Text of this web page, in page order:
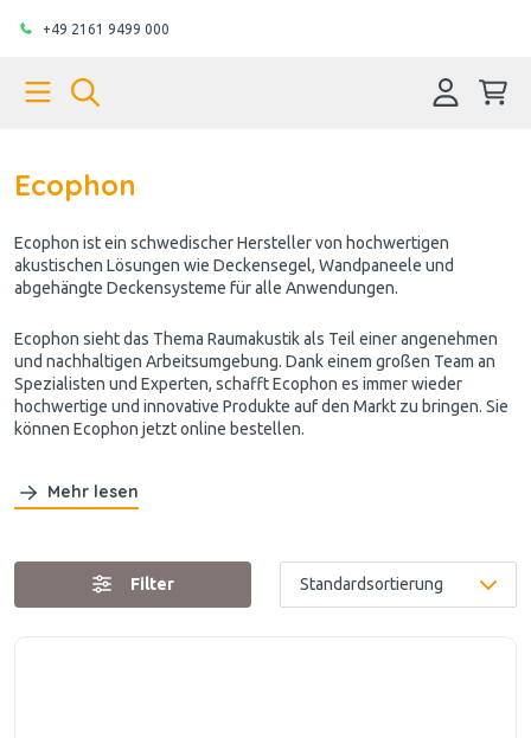
+49 2161 9499 000
Ecophon
Ecophon ist ein schwedischer Hersteller von hochwertigen
akustischen Lösungen wie Deckensegel, Wandpaneele und
abgehängte Deckensysteme für alle Anwendungen.
Ecophon sieht das Thema Raumakustik als Teil einer angenehmen
und nachhaltigen Arbeitsumgebung. Dank einem großen Team an
Spezialisten und Experten, schafft Ecophon es immer wieder
hochwertige und innovative Produkte auf den Markt zu bringen. Sie
können Ecophon jetzt online bestellen.
Mehr lesen
Filter